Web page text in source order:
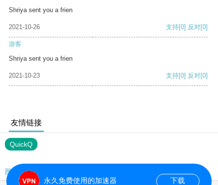
Shriya sent you a frien
2021-10-26 支持[0] 反对[0]
游客
Shriya sent you a frien
2021-10-23 支持[0] 反对[0]
友情链接
QuickQ
网站地图
永久免费使用的加速器 下载